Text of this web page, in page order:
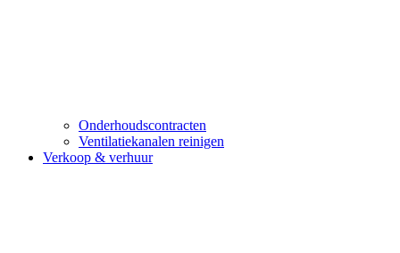
Onderhoudscontracten
Ventilatiekanalen reinigen
Verkoop & verhuur